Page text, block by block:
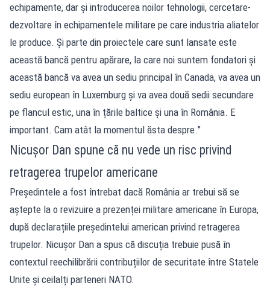
echipamente, dar și introducerea noilor tehnologii, cercetare-
dezvoltare în echipamentele militare pe care industria aliatelor
le produce. Și parte din proiectele care sunt lansate este
această bancă pentru apărare, la care noi suntem fondatori și
această bancă va avea un sediu principal în Canada, va avea un
sediu european în Luxemburg și va avea două sedii secundare
pe flancul estic, una în țările baltice și una în România. E
important. Cam atât la momentul ăsta despre.”
Nicușor Dan spune că nu vede un risc privind
retragerea trupelor americane
Președintele a fost întrebat dacă România ar trebui să se
aștepte la o revizuire a prezenței militare americane în Europa,
după declarațiile președintelui american privind retragerea
trupelor. Nicușor Dan a spus că discuția trebuie pusă în
contextul reechilibrării contribuțiilor de securitate între Statele
Unite și ceilalți parteneri NATO.